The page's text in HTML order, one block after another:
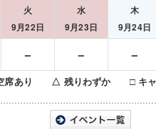
火
9月22日
水
9月23日
木
9月24日
－ － －
席あり △ 残りわずか □ キャ